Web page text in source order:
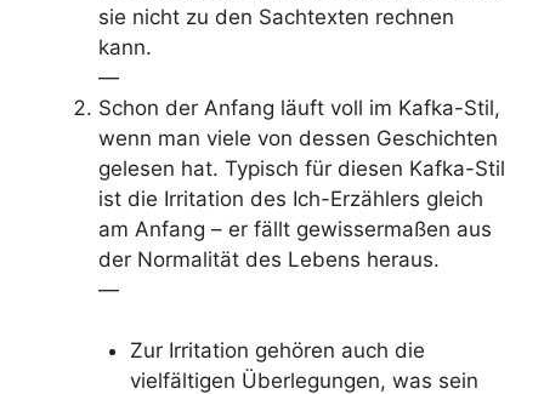
sie nicht zu den Sachtexten rechnen
kann.
—
Schon der Anfang läuft voll im Kafka-Stil,
wenn man viele von dessen Geschichten
gelesen hat. Typisch für diesen Kafka-Stil
ist die Irritation des Ich-Erzählers gleich
am Anfang – er fällt gewissermaßen aus
der Normalität des Lebens heraus.
—
Zur Irritation gehören auch die
vielfältigen Überlegungen, was sein